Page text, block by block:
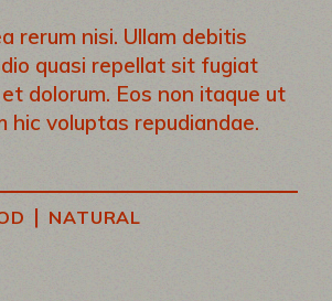
rerum nisi. Ullam debitis
quasi repellat sit fugiat
dolorum. Eos non itaque ut
hic voluptas repudiandae.
| NATURAL